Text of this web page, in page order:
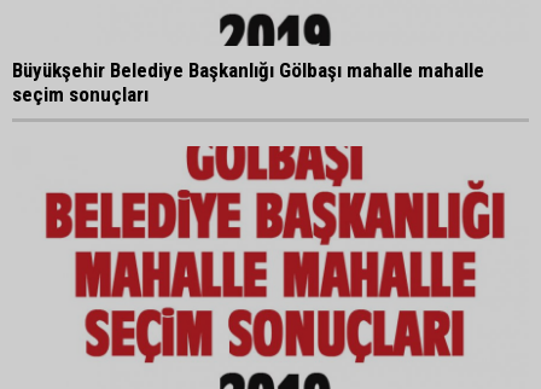
Büyükşehir Belediye Başkanlığı Gölbaşı mahalle mahalle
seçim sonuçları